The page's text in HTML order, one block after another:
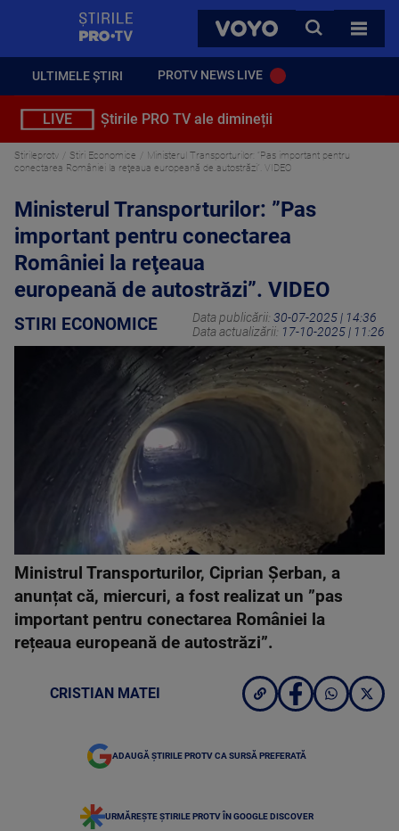
VOYO
CAUTA
TOATE
ULTIMELE ȘTIRI PROTV NEWS LIVE
LIVE Știrile PRO TV ale dimineții
Stirileprotv Stiri Economice
Ministerul Transporturilor: ”Pas important pentru
conectarea României la reţeaua europeană de autostrăzi”. VIDEO
Ministerul Transporturilor: ”Pas
important pentru conectarea
României la reţeaua
europeană de autostrăzi”. VIDEO
STIRI ECONOMICE Data publicării: 30-07-2025 | 14:36
Data actualizării: 17-10-2025 | 11:26
Ministrul Transporturilor, Ciprian Șerban, a
anunțat că, miercuri, a fost realizat un ”pas
important pentru conectarea României la
rețeaua europeană de autostrăzi”.
CRISTIAN MATEI
ADAUGĂ ȘTIRILE PROTV CA SURSĂ PREFERATĂ
URMĂREȘTE ȘTIRILE PROTV ÎN GOOGLE DISCOVER